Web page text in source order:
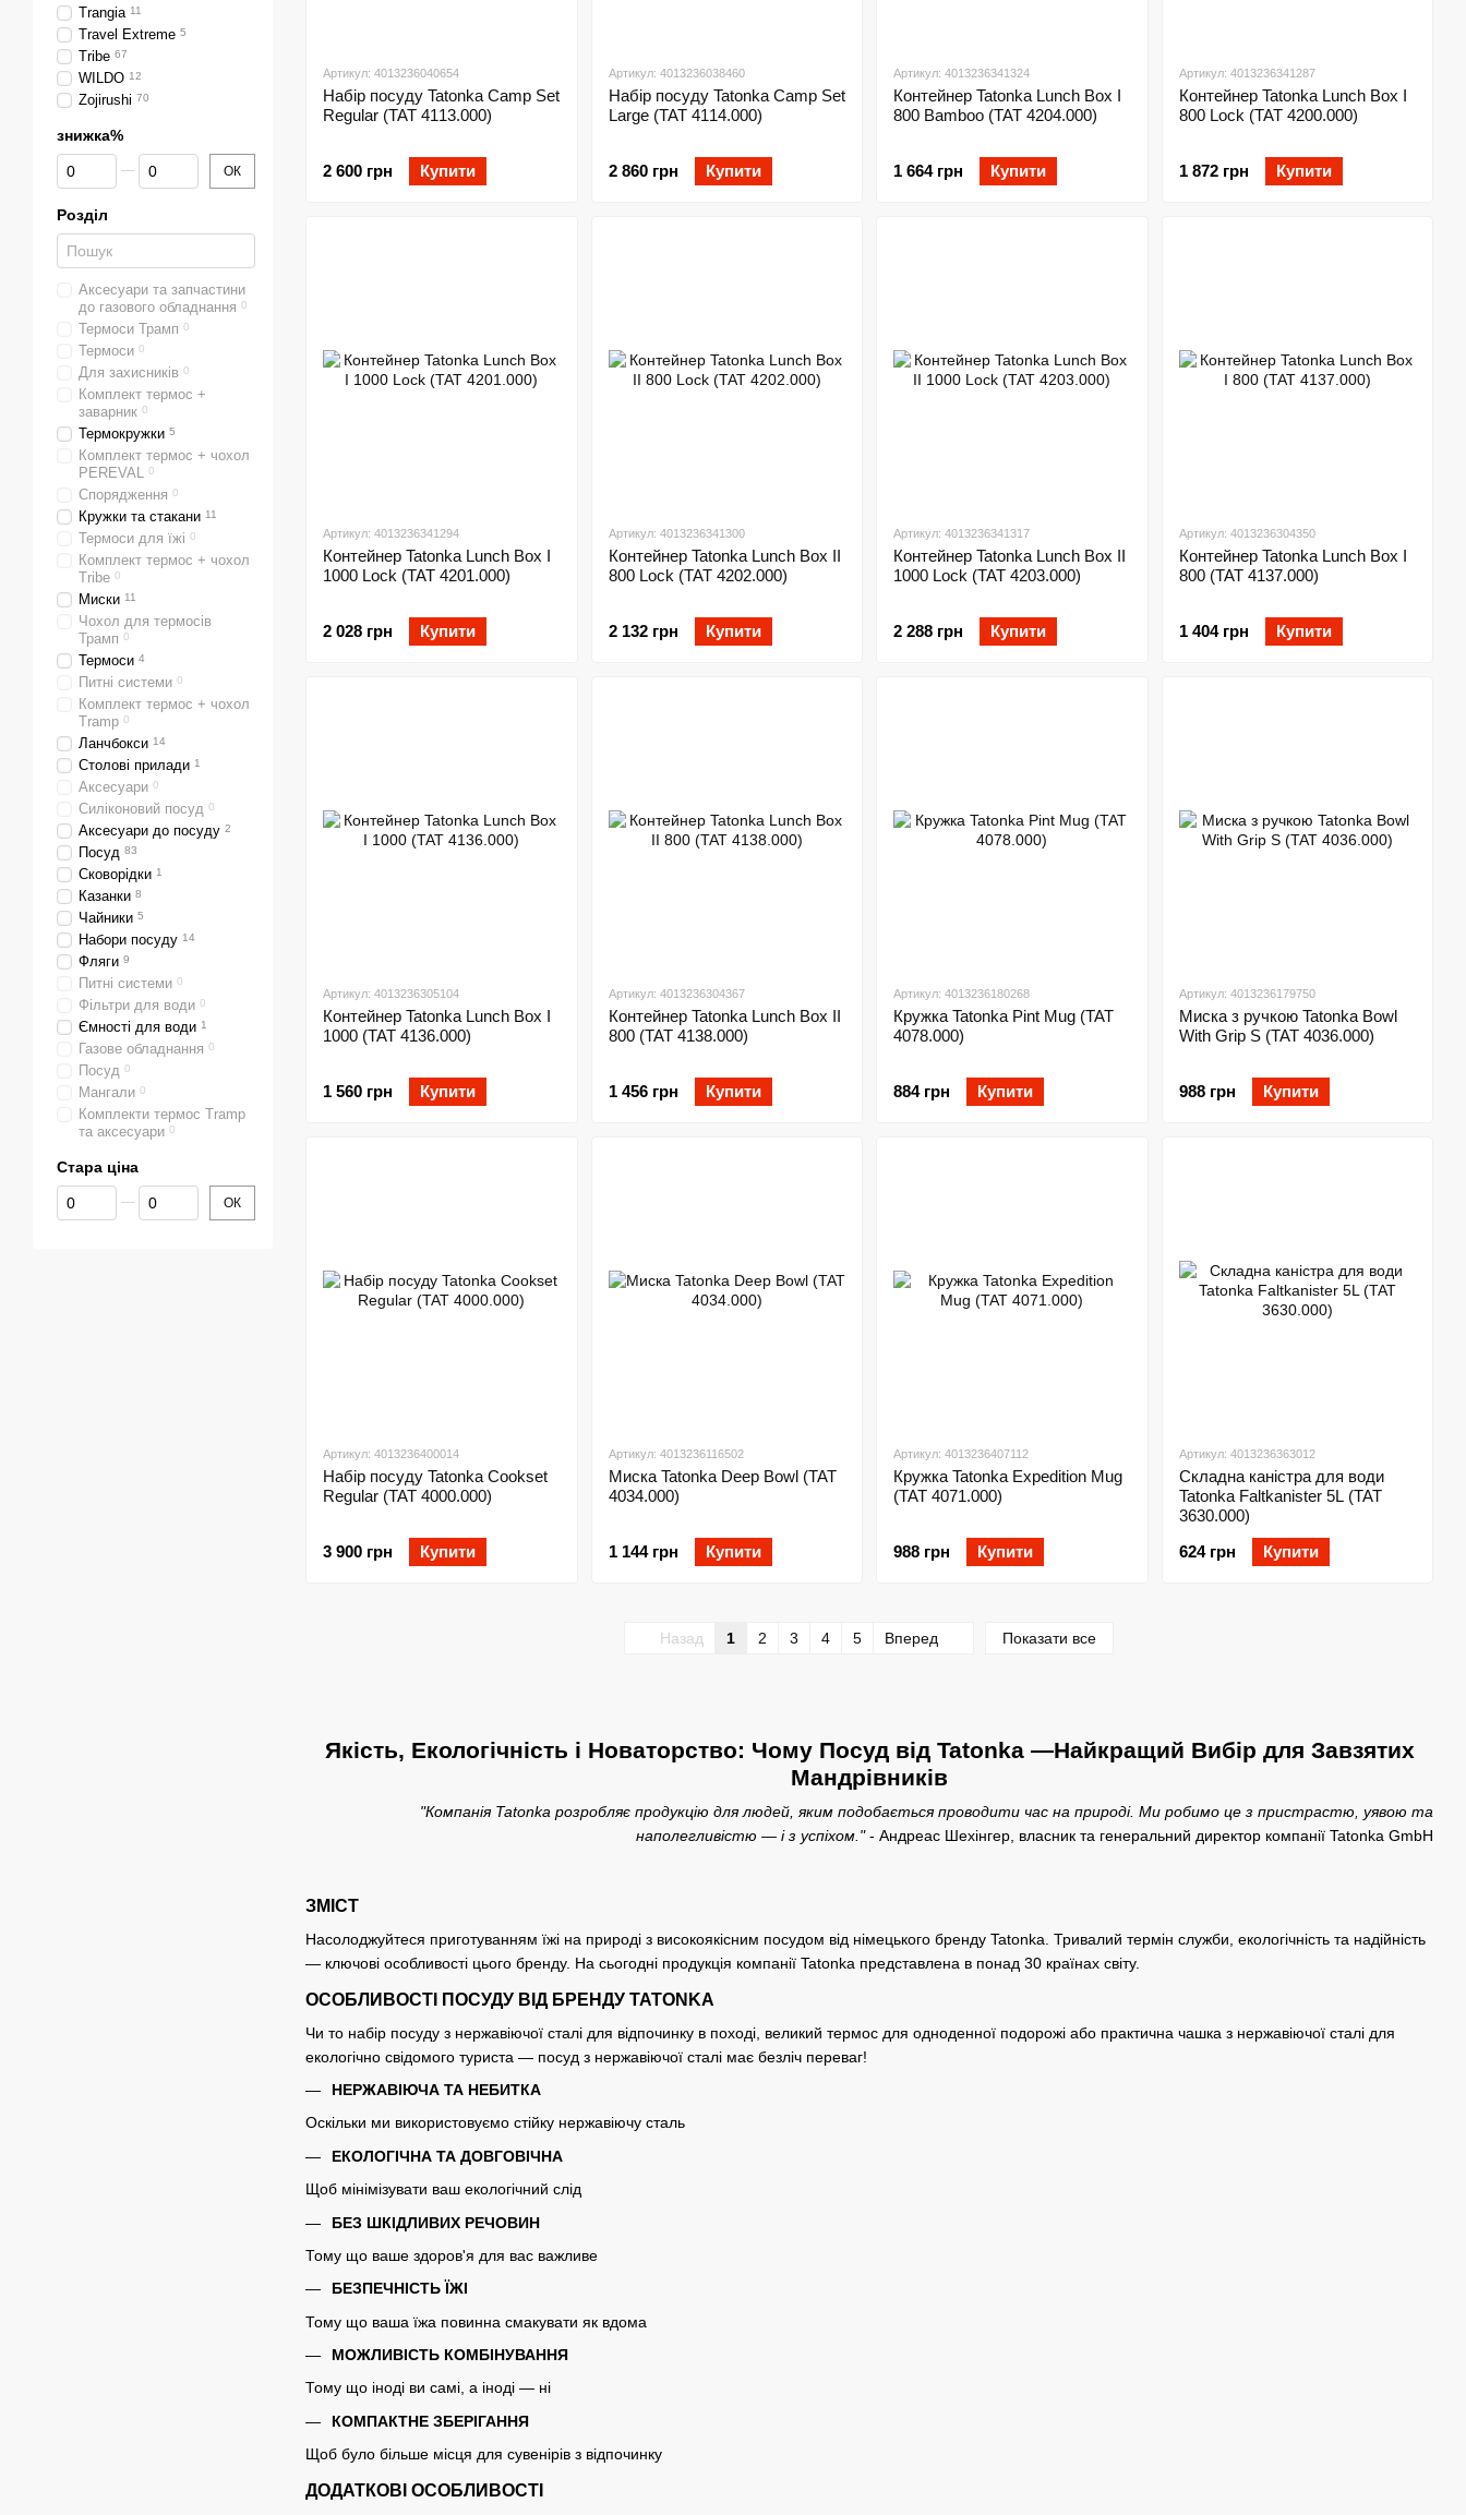
Якість, Екологічність і Новаторство: Чому Посуд від Tatonka —Найкращий Вибір для Завзятих
Мандрівників
"Компанія Tatonka розробляє продукцію для людей, яким подобається проводити час на природі. Ми робимо це з пристрастю, уявою та
наполегливістю — і з успіхом."- Андреас Шехінгер, власник та генеральний директор компанії Tatonka GmbH
ЗМІСТ
Насолоджуйтеся приготуванням їжі на природі з високоякісним посудом від німецького бренду Tatonka. Тривалий термін служби, екологічність та надійність
— ключові особливості цього бренду. На сьогодні продукція компанії Tatonka представлена в понад 30 країнах світу.
ОСОБЛИВОСТІ ПОСУДУ ВІД БРЕНДУ TATONKA
Чи то набір посуду з нержавіючої сталі для відпочинку в поході, великий термос для одноденної подорожі або практична чашка з нержавіючої сталі для
екологічно свідомого туриста — посуд з нержавіючої сталі має безліч переваг!
НЕРЖАВІЮЧА ТА НЕБИТКА
Оскільки ми використовуємо стійку нержавіючу сталь
ЕКОЛОГІЧНА ТА ДОВГОВІЧНА
Щоб мінімізувати ваш екологічний слід
БЕЗ ШКІДЛИВИХ РЕЧОВИН
Тому що ваше здоров'я для вас важливе
БЕЗПЕЧНІСТЬ ЇЖІ
Тому що ваша їжа повинна смакувати як вдома
МОЖЛИВІСТЬ КОМБІНУВАННЯ
Тому що іноді ви самі, а іноді — ні
КОМПАКТНЕ ЗБЕРІГАННЯ
Щоб було більше місця для сувенірів з відпочинку
ДОДАТКОВІ ОСОБЛИВОСТІ
Артикул: 4013236040654
Набір посуду Tatonka Camp Set
Regular (TAT 4113.000)
2 600 грн Купити
Артикул: 4013236038460
Набір посуду Tatonka Camp Set
Large (TAT 4114.000)
2 860 грн Купити
Артикул: 4013236341324
Контейнер Tatonka Lunch Box I
800 Bamboo (TAT 4204.000)
1 664 грн Купити
Артикул: 4013236341287
Контейнер Tatonka Lunch Box I
800 Lock (TAT 4200.000)
1 872 грн Купити
Артикул: 4013236341294
Контейнер Tatonka Lunch Box I
1000 Lock (TAT 4201.000)
2 028 грн Купити
Артикул: 4013236341300
Контейнер Tatonka Lunch Box II
800 Lock (TAT 4202.000)
2 132 грн Купити
Артикул: 4013236341317
Контейнер Tatonka Lunch Box II
1000 Lock (TAT 4203.000)
2 288 грн Купити
Артикул: 4013236304350
Контейнер Tatonka Lunch Box I
800 (TAT 4137.000)
1 404 грн Купити
Артикул: 4013236305104
Контейнер Tatonka Lunch Box I
1000 (TAT 4136.000)
1 560 грн Купити
Артикул: 4013236304367
Контейнер Tatonka Lunch Box II
800 (TAT 4138.000)
1 456 грн Купити
Артикул: 4013236180268
Кружка Tatonka Pint Mug (TAT
4078.000)
884 грн Купити
Артикул: 4013236179750
Миска з ручкою Tatonka Bowl
With Grip S (TAT 4036.000)
988 грн Купити
Артикул: 4013236400014
Набір посуду Tatonka Cookset
Regular (TAT 4000.000)
3 900 грн Купити
Артикул: 4013236116502
Миска Tatonka Deep Bowl (TAT
4034.000)
1 144 грн Купити
Артикул: 4013236407112
Кружка Tatonka Expedition Mug
(TAT 4071.000)
988 грн Купити
Артикул: 4013236363012
Складна каністра для води
Tatonka Faltkanister 5L (TAT
3630.000)
624 грн
Купити
Назад 1 2 3 4 5 Вперед Показати все
Trangia 11
Travel Extreme 5
Tribe 67
WILDO 12
Zojirushi 70
знижка%
Від знижка%
До знижка% ОК
Розділ
Аксесуари та запчастини
до газового обладнання 0
Термоси Трамп 0
Термоси 0
Для захисників 0
Комплект термос +
заварник 0
Термокружки 5
Комплект термос + чохол
PEREVAL 0
Спорядження 0
Кружки та стакани 11
Термоси для їжі 0
Комплект термос + чохол
Tribe 0
Миски 11
Чохол для термосів
Трамп 0
Термоси 4
Питні системи 0
Комплект термос + чохол
Tramp 0
Ланчбокси 14
Столові прилади 1
Аксесуари 0
Силіконовий посуд 0
Аксесуари до посуду 2
Посуд 83
Сковорідки 1
Казанки 8
Чайники 5
Набори посуду 14
Фляги 9
Питні системи 0
Фільтри для води 0
Ємності для води 1
Газове обладнання 0
Посуд 0
Мангали 0
Комплекти термос Tramp
та аксесуари 0
Стара ціна
Від Стара ціна
До Стара ціна ОК